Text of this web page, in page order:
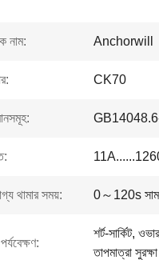
নাম: Anchorwill
CK70
থামার সময়: 0～120s
শর্ট-সার্কিট,
তাপমাত্রা সুরক্ষা